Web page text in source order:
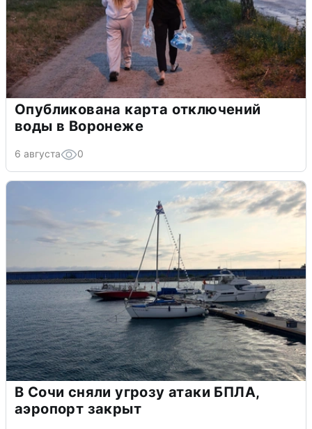
Опубликована карта отключений
воды в Воронеже
6 августа 0
В Сочи сняли угрозу атаки БПЛА,
аэропорт закрыт